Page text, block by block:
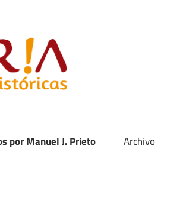
por Manuel J. Prieto Archivo